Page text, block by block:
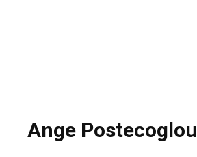
Ange Postecoglou